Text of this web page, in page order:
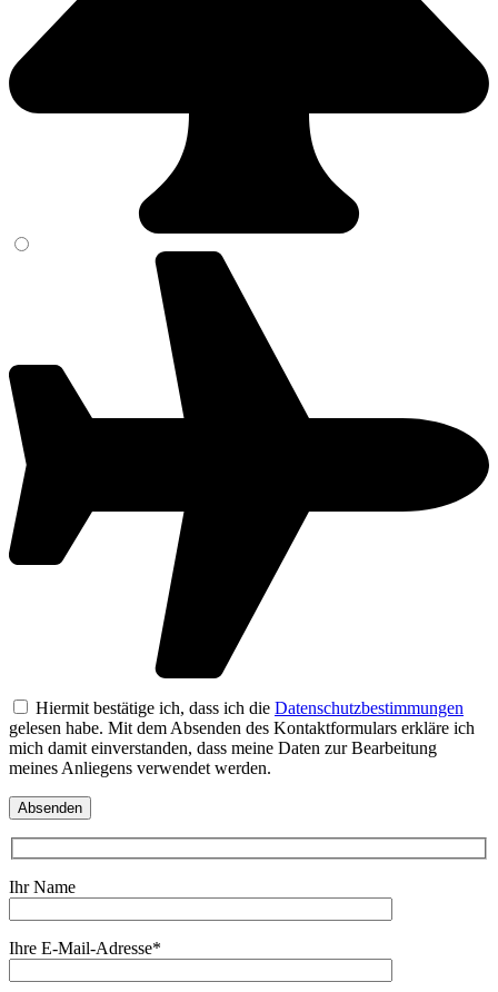
Hiermit bestätige ich, dass ich die Datenschutzbestimmungen
gelesen habe. Mit dem Absenden des Kontaktformulars erkläre ich
mich damit einverstanden, dass meine Daten zur Bearbeitung
meines Anliegens verwendet werden.
Ihr Name
Ihre E-Mail-Adresse*